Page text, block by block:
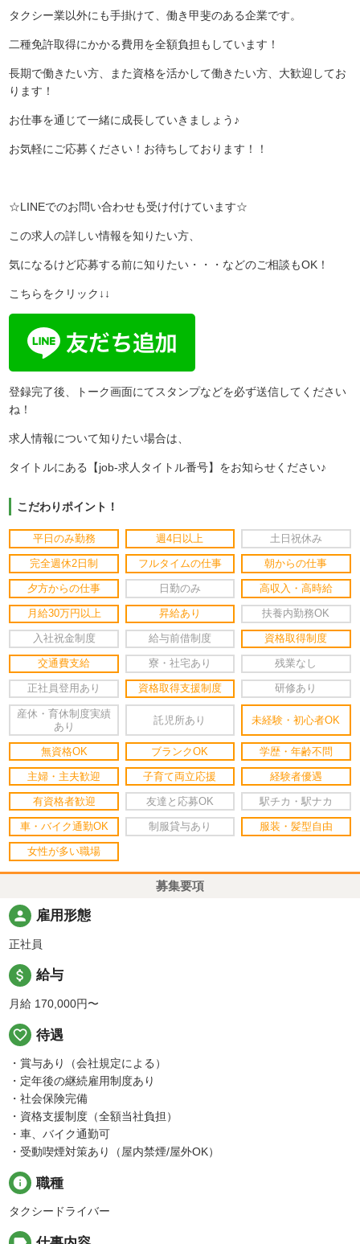
タクシー業以外にも手掛けて、働き甲斐のある企業です。
二種免許取得にかかる費用を全額負担もしています！
長期で働きたい方、また資格を活かして働きたい方、大歓迎してお
ります！
お仕事を通じて一緒に成長していきましょう♪
お気軽にご応募ください！お待ちしております！！
☆LINEでのお問い合わせも受け付けています☆
この求人の詳しい情報を知りたい方、
気になるけど応募する前に知りたい・・・などのご相談もOK！
こちらをクリック↓↓
登録完了後、トーク画面にてスタンプなどを必ず送信してください
ね！
求人情報について知りたい場合は、
タイトルにある【job-求人タイトル番号】をお知らせください♪
こだわりポイント！
平日のみ勤務 週4日以上 土日祝休み
完全週休2日制 フルタイムの仕事 朝からの仕事
夕方からの仕事 日勤のみ 高収入・高時給
月給30万円以上 昇給あり 扶養内勤務OK
入社祝金制度 給与前借制度 資格取得制度
交通費支給 寮・社宅あり 残業なし
正社員登用あり 資格取得支援制度 研修あり
産休・育休制度実績
あり
託児所あり 未経験・初心者OK
無資格OK ブランクOK 学歴・年齢不問
主婦・主夫歓迎 子育て両立応援 経験者優遇
有資格者歓迎 友達と応募OK 駅チカ・駅ナカ
車・バイク通勤OK 制服貸与あり 服装・髪型自由
女性が多い職場
募集要項
person 雇用形態
正社員
attach_money 給与
月給 170,000円〜
favorite_border 待遇
・賞与あり（会社規定による）
・定年後の継続雇用制度あり
・社会保険完備
・資格支援制度（全額当社負担）
・車、バイク通勤可
・受動喫煙対策あり（屋内禁煙/屋外OK）
info 職種
タクシードライバー